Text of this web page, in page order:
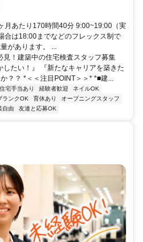
徒歩2分 ＊マイカー通勤可＊ ＊駐車場あり＊
月あたり170時間40分 9:00~19:00（実
は18:00までなどのフレックス制で
があります。 ...
見！建築中の住宅検査スタッフ募集
たい！』 『新たなキャリアを築きた
？？ *＜＜注目POINT＞＞* *■建...
住宅手当あり 経験者歓迎
ネイルOK
ランクOK 育休あり
オープニングスタッフ
自由 友達と応募OK